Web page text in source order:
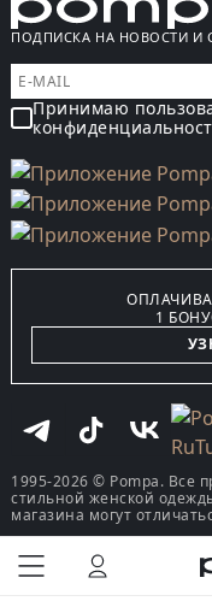
КУПИТЬ В ОДИН
ПОДПИСКА НА НОВОСТИ И
Принимаю
1
1995-2026 © Pompa. Все
стильной женской
магазина могут